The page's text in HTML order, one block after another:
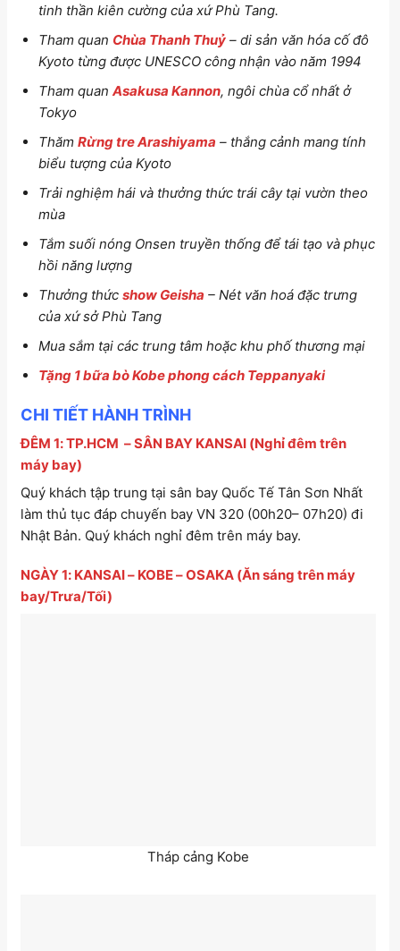
tinh thần kiên cường của xứ Phù Tang.
Tham quan Chùa Thanh Thuỷ– di sản văn hóa cố đô
Kyoto từng được UNESCO công nhận vào năm 1994
Tham quan Asakusa Kannon, ngôi chùa cổ nhất ở
Tokyo
Thăm Rừng tre Arashiyama – thắng cảnh mang tính
biểu tượng của Kyoto
Trải nghiệm hái và thưởng thức trái cây tại vườn theo
mùa
Tắm suối nóng Onsen truyền thốngđể tái tạo và phục
hồi năng lượng
Thưởng thức show Geisha – Nét văn hoá đặc trưng
của xứ sở Phù Tang
Mua sắm tại các trung tâm hoặc khu phố thương mại
Tặng 1 bữa bò Kobe phong cách Teppanyaki
CHI TIẾT HÀNH TRÌNH
ĐÊM 1: TP.HCM – SÂN BAY KANSAI (Nghỉ đêm trên
máy bay)
Quý khách tập trung tại sân bay Quốc Tế Tân Sơn Nhất
làm thủ tục đáp chuyến bay VN 320 (00h20– 07h20) đi
Nhật Bản. Quý khách nghỉ đêm trên máy bay.
NGÀY 1: KANSAI – KOBE – OSAKA (Ăn sáng trên máy
bay/Trưa/Tối)
Tháp cảng Kobe